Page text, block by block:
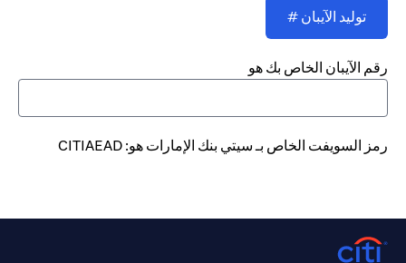
توليد الآيبان #
رقم الآيبان الخاص بك هو
رمز السويفت الخاص بـ سيتي بنك الإمارات هو: CITIAEAD